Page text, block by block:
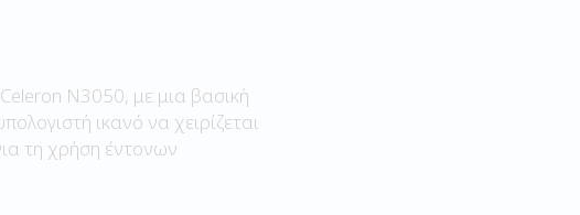
N3050, με μια βασική
ικανό να χειρίζεται
τη χρήση έντονων